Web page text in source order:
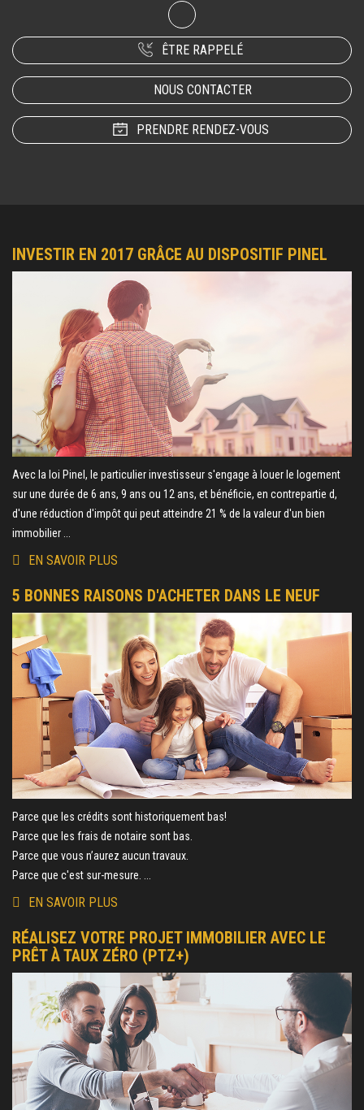
ÊTRE RAPPELÉ
NOUS CONTACTER
PRENDRE RENDEZ-VOUS
INVESTIR EN 2017 GRÂCE AU DISPOSITIF PINEL
Avec la loi Pinel, le particulier investisseur s'engage à louer le logement
sur une durée de 6 ans, 9 ans ou 12 ans, et bénéficie, en contrepartie d,
d'une réduction d'impôt qui peut atteindre 21 % de la valeur d'un bien
immobilier ...
EN SAVOIR PLUS
5 BONNES RAISONS D'ACHETER DANS LE NEUF
Parce que les crédits sont historiquement bas!
Parce que les frais de notaire sont bas.
Parce que vous n’aurez aucun travaux.
Parce que c'est sur-mesure. ...
EN SAVOIR PLUS
RÉALISEZ VOTRE PROJET IMMOBILIER AVEC LE
PRÊT À TAUX ZÉRO (PTZ+)